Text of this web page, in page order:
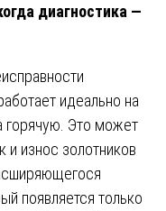
диагностика —
идеально на
горячую. Это может
и износ золотников
появляется только